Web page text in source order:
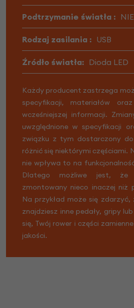
Podtrzymanie światła : NIE
Rodzaj zasilania : USB
Źródło światła: Dioda LED
Każdy producent zastrzega
specyfikacji, materiałów
wcześniejszej informacji.
uwzględnione w specyfikacji
związku z tym dostarczony
różnić się niektórymi częściami.
nie wpływa to na
Dlatego możliwe jest,
zmontowany nieco inaczej niż
Na przykład może się zdarzyć,
znajdziesz inne pedały, gripy
się, Twój rower i części
jakości.